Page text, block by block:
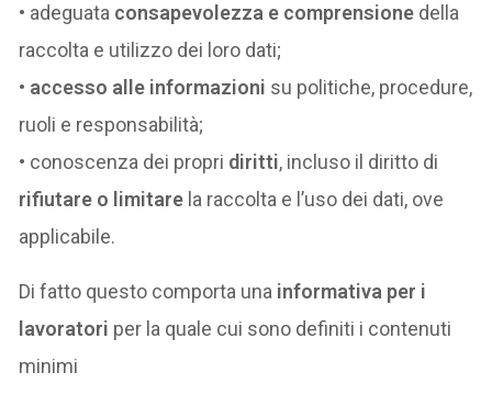
• adeguata consapevolezza e comprensione della
raccolta e utilizzo dei loro dati;
• accesso alle informazioni su politiche, procedure,
ruoli e responsabilità;
• conoscenza dei propri diritti, incluso il diritto di
rifiutare o limitare la raccolta e l’uso dei dati, ove
applicabile.
Di fatto questo comporta una informativa per i
lavoratori per la quale cui sono definiti i contenuti
minimi